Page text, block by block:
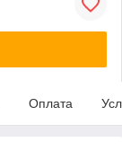
Оплата